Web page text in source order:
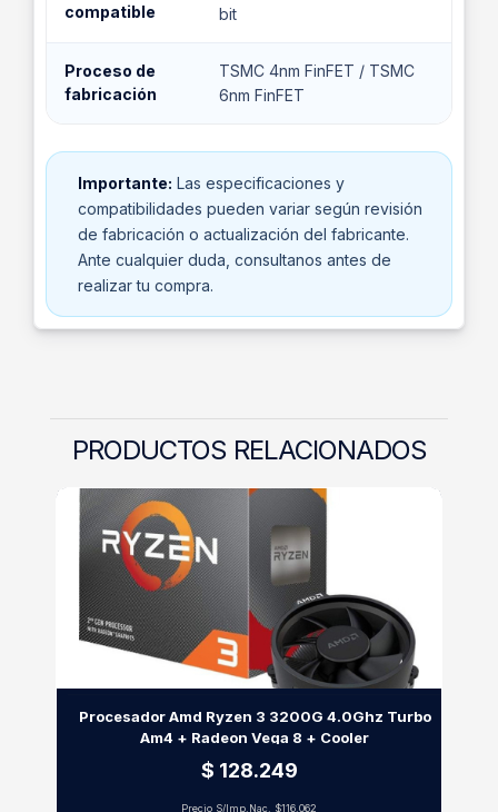
compatible
bit
Proceso de
fabricación
TSMC 4nm FinFET / TSMC
6nm FinFET
Importante: Las especificaciones y
compatibilidades pueden variar según revisión
de fabricación o actualización del fabricante.
Ante cualquier duda, consultanos antes de
realizar tu compra.
PRODUCTOS RELACIONADOS
Procesador Amd Ryzen 3 3200G 4.0Ghz Turbo
Am4 + Radeon Vega 8 + Cooler
$ 128.249
Precio S/Imp.Nac. $116.062